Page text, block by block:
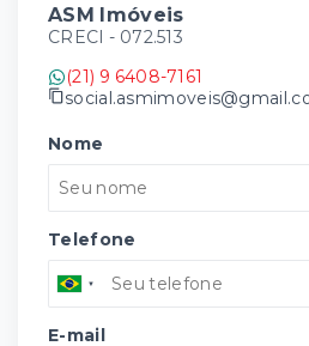
ASM Imóveis
CRECI - 072.513
(21) 9 6408-7161
Nome
Telefone
E-mail